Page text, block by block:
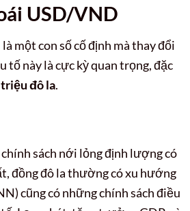
USD/VND
một con số cố định mà thay đổi
tố này là cực kỳ quan trọng, đặc
đô la.
sách nới lỏng định lượng có
đồng đô la thường có xu hướng
cũng có những chính sách điều